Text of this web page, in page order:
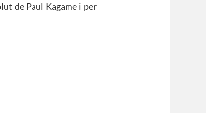
de Paul Kagame i per